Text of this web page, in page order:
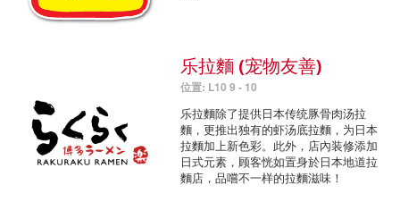
乐拉麵 (宠物友善)
位置: L10 9 - 10
乐拉麵除了提供日本传统豚骨肉汤拉
麵，更推出独有的虾汤底拉麵，为日本
拉麵加上新色彩。此外，店內装修添加
日式元素，顾客恍如置身於日本地道拉
麵店，品嚐不一样的拉麵滋味！